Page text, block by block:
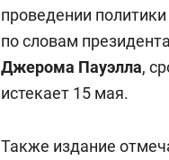
проведении
по словам
Джерома Пауэлла,
истекает 15 мая.
Также издание